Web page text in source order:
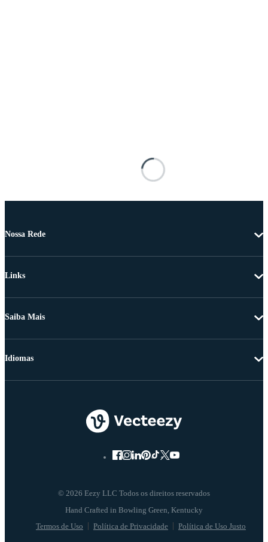
Nossa Rede
Links
Saiba Mais
© 2026 Eezy LLC Todos os direitos reservados
Termos de Uso Política de Privacidade Política de Uso Justo
Idiomas